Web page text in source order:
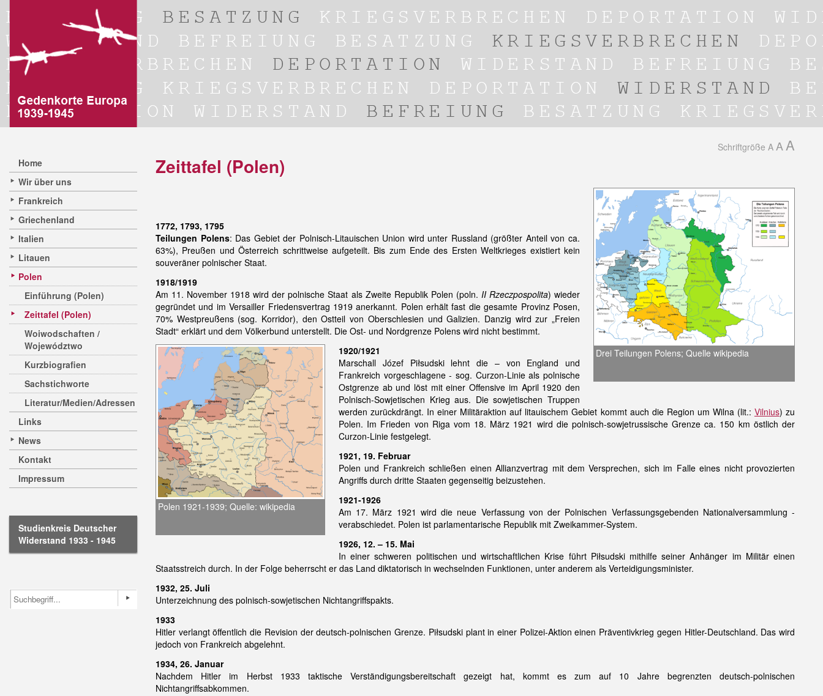
Home
Wir über uns
Frankreich
Griechenland
Italien
Litauen
Polen
Einführung (Polen)
Zeittafel (Polen)
Woiwodschaften /
Województwo
Kurzbiografien
Sachstichworte
Literatur/Medien/Adressen
Links
News
Kontakt
Impressum
Studienkreis Deutscher
Widerstand 1933 - 1945
Schriftgröße A A A
Zeittafel (Polen)
Drei Teilungen Polens; Quelle wikipedia
1772, 1793, 1795
Teilungen Polens: Das Gebiet der Polnisch-Litauischen Union wird unter Russland (größter Anteil von ca.
63%), Preußen und Österreich schrittweise aufgeteilt. Bis zum Ende des Ersten Weltkrieges existiert kein
souveräner polnischer Staat.
1918/1919
Am 11. November 1918 wird der polnische Staat als Zweite Republik Polen (poln. II Rzeczpospolita) wieder
gegründet und im Versailler Friedensvertrag 1919 anerkannt. Polen erhält fast die gesamte Provinz Posen,
70% Westpreußens (sog. Korridor), den Ostteil von Oberschlesien und Galizien. Danzig wird zur „Freien
Stadt“ erklärt und dem Völkerbund unterstellt. Die Ost- und Nordgrenze Polens wird nicht bestimmt.
Polen 1921-1939; Quelle: wikipedia
1920/1921
Marschall Józef Piłsudski lehnt die – von England und
Frankreich vorgeschlagene - sog. Curzon-Linie als polnische
Ostgrenze ab und löst mit einer Offensive im April 1920 den
Polnisch-Sowjetischen Krieg aus. Die sowjetischen Truppen
werden zurückdrängt. In einer Militäraktion auf litauischem Gebiet kommt auch die Region um Wilna (lit.: Vilnius) zu
Polen. Im Frieden von Riga vom 18. März 1921 wird die polnisch-sowjetrussische Grenze ca. 150 km östlich der
Curzon-Linie festgelegt.
1921, 19. Februar
Polen und Frankreich schließen einen Allianzvertrag mit dem Versprechen, sich im Falle eines nicht provozierten
Angriffs durch dritte Staaten gegenseitig beizustehen.
1921-1926
Am 17. März 1921 wird die neue Verfassung von der Polnischen Verfassungsgebenden Nationalversammlung -
verabschiedet. Polen ist parlamentarische Republik mit Zweikammer-System.
1926, 12. – 15. Mai
In einer schweren politischen und wirtschaftlichen Krise führt Piłsudski mithilfe seiner Anhänger im Militär einen
Staatsstreich durch. In der Folge beherrscht er das Land diktatorisch in wechselnden Funktionen, unter anderem als Verteidigungsminister.
1932, 25. Juli
Unterzeichnung des polnisch-sowjetischen Nichtangriffspakts.
1933
Hitler verlangt öffentlich die Revision der deutsch-polnischen Grenze. Piłsudski plant in einer Polizei-Aktion einen Präventivkrieg gegen Hitler-Deutschland. Das wird
jedoch von Frankreich abgelehnt.
1934, 26. Januar
Nachdem Hitler im Herbst 1933 taktische Verständigungsbereitschaft gezeigt hat, kommt es zum auf 10 Jahre begrenzten deutsch-polnischen
Nichtangriffsabkommen.